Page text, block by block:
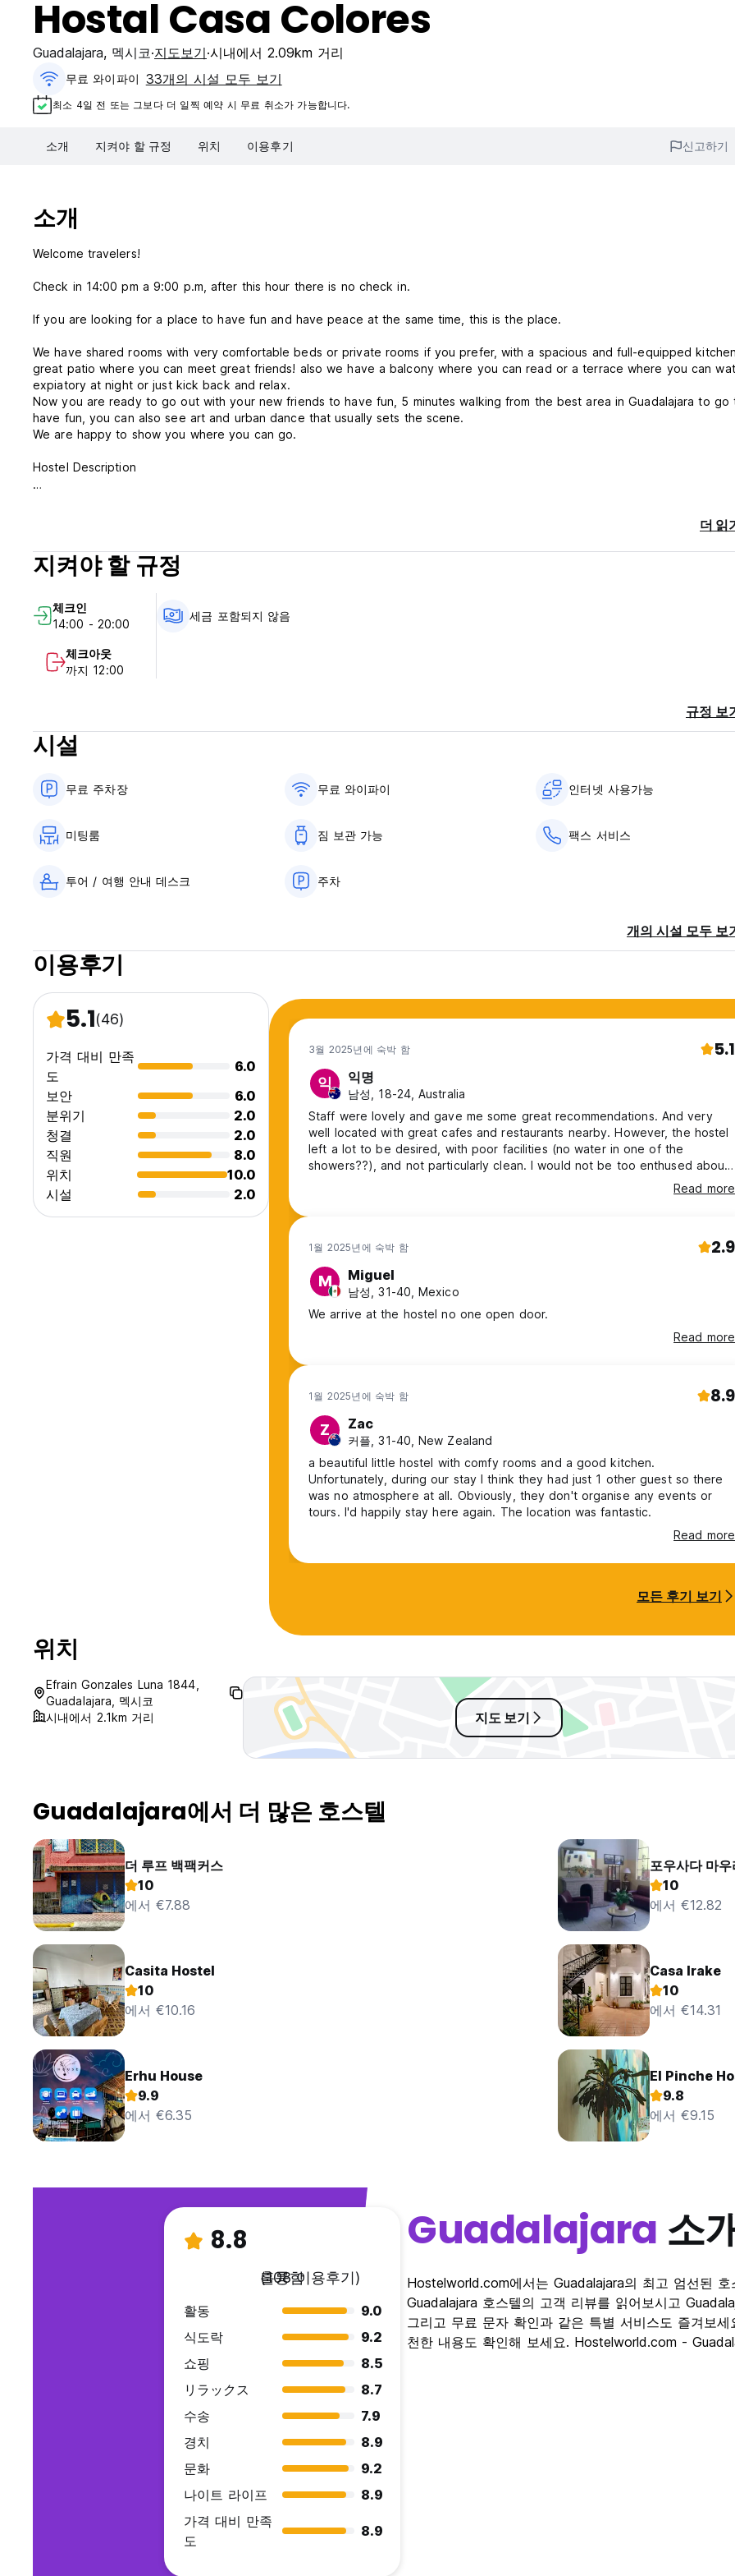
Hostal Casa Colores
Guadalajara, 멕시코 지도보기 시내에서 2.09km 거리
무료 와이파이 33개의 시설 모두 보기
최소 4일 전 또는 그보다 더 일찍 예약 시 무료 취소가 가능합니다.
소개 지켜야 할 규정 위치 이용후기 신고하기
소개
Welcome travelers!
Check in 14:00 pm a 9:00 p.m, after this hour there is no check in.
If you are looking for a place to have fun and have peace at the same time, this is the place.
We have shared rooms with very comfortable beds or private rooms if you prefer, with a spacious and full-equipped
great patio where you can meet great friends! also we have a balcony where you can read or a terrace where you can
expiatory at night or just kick back and relax.
Now you are ready to go out with your new friends to have fun, 5 minutes walking from the best area in Guadalajara to go
have fun, you can also see art and urban dance that usually sets the scene.
We are happy to show you where you can go.
Hostel Description
gastronomy and you can find it within a 2 minute walk. Nearby you can take different buses that can take you to the
short time. Historical center of Guadalajara in less than 10 min. The Expiatory Temple 5 minutes, or 12 minutes walking. The
thing is that we are in the middle of all the main tourist places of Guadalajara, a midpoint to get anywhere you want in a
time.
WiFi, Parking, multiple living rooms for your comfort, traditional Mexican games to have a fun time, kitchen utensils and
ingredients for your food, daily cleaning service, city maps.
Our facilities include clean private rooms with shared bathroom, and 6 bed dorms (mixed) with balcony and high ceilings,
Stay with us and discover another way to live the experience of staying in Guadalajara!
Check in 14:00 pm a 8:00 p.m
We hope to see you on your arrival!
더 읽
지켜야 할 규정
체크인
14:00 - 20:00
체크아웃
까지 12:00
세금 포함되지 않음
규정 보
시설
무료 주차장 무료 와이파이 인터넷 사용가능
미팅룸 짐 보관 가능 팩스 서비스
투어 / 여행 안내 데스크 주차
개의 시설 모두 보
이용후기
5.1(46)
가격 대비 만족
도
6.0
보안
6.0
분위기
2.0
청결
2.0
직원
8.0
위치
10.0
시설
2.0
3월 2025년에 숙박 함 5.1
익 익명
남성, 18-24, Australia
Staff were lovely and gave me some great recommendations. And very
well located with great cafes and restaurants nearby. However, the hostel
left a lot to be desired, with poor facilities (no water in one of the
showers??), and not particularly clean. I would not be too enthused about
Read more
1월 2025년에 숙박 함 2.9
M Miguel
남성, 31-40, Mexico
We arrive at the hostel no one open door.
Read more
1월 2025년에 숙박 함 8.9
Z Zac
커플, 31-40, New Zealand
a beautiful little hostel with comfy rooms and a good kitchen.
Unfortunately, during our stay I think they had just 1 other guest so there
was no atmosphere at all. Obviously, they don't organise any events or
tours. I'd happily stay here again. The location was fantastic.
Read more
모든 후기 보기
위치
Efrain Gonzales Luna 1844,
Guadalajara, 멕시코
시내에서 2.1km 거리
지도 보기
Guadalajara에서 더 많은 호스텔
더 루프 백팩커스
10
에서 €7.88
포우사다 마우
10
에서 €12.82
Casita Hostel
10
에서 €10.16
Casa Irake
10
에서 €14.31
Erhu House
9.9
에서 €6.35
El Pinche
9.8
에서 €9.15
8.8
훌륭함
(108 이용후기)
활동
9.0
식도락
9.2
쇼핑
8.5
リラックス
8.7
수송
7.9
경치
8.9
문화
9.2
나이트 라이프
8.9
가격 대비 만족
도
8.9
Guadalajara 소
Hostelworld.com에서는 Guadalajara의 최고 엄선된
Guadalajara 호스텔의 고객 리뷰를 읽어보시고
그리고 무료 문자 확인과 같은 특별 서비스도 즐겨보
천한 내용도 확인해 보세요. Hostelworld.com -